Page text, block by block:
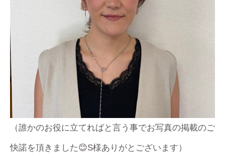
（誰かのお役に立てればと言う事でお写真の掲載のご
快諾を頂きました😊S様ありがとございます）